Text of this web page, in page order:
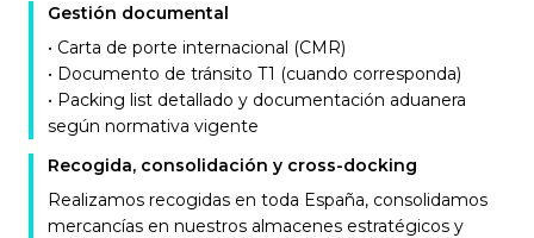
Gestión documental
• Carta de porte internacional (CMR)
• Documento de tránsito T1 (cuando corresponda)
• Packing list detallado y documentación aduanera
según normativa vigente
Recogida, consolidación y cross-docking
Realizamos recogidas en toda España, consolidamos
mercancías en nuestros almacenes estratégicos y